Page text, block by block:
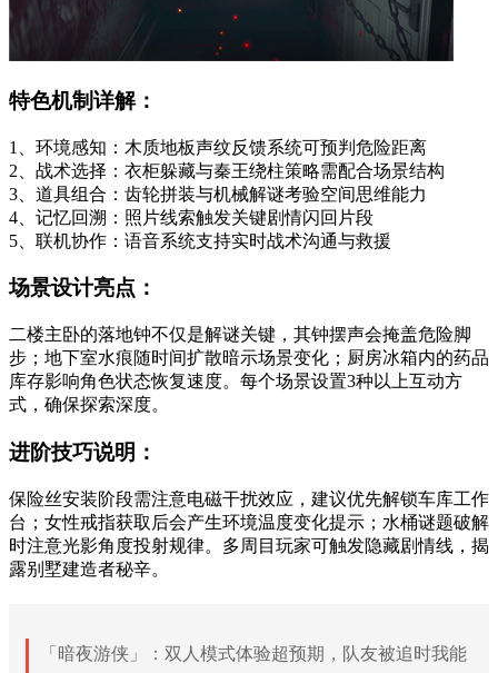
特色机制详解：
1、环境感知：木质地板声纹反馈系统可预判危险距离
2、战术选择：衣柜躲藏与秦王绕柱策略需配合场景结构
3、道具组合：齿轮拼装与机械解谜考验空间思维能力
4、记忆回溯：照片线索触发关键剧情闪回片段
5、联机协作：语音系统支持实时战术沟通与救援
场景设计亮点：
二楼主卧的落地钟不仅是解谜关键，其钟摆声会掩盖危险脚
步；地下室水痕随时间扩散暗示场景变化；厨房冰箱内的药品
库存影响角色状态恢复速度。每个场景设置3种以上互动方
式，确保探索深度。
进阶技巧说明：
保险丝安装阶段需注意电磁干扰效应，建议优先解锁车库工作
台；女性戒指获取后会产生环境温度变化提示；水桶谜题破解
时注意光影角度投射规律。多周目玩家可触发隐藏剧情线，揭
露别墅建造者秘辛。
「暗夜游侠」：双人模式体验超预期，队友被追时我能